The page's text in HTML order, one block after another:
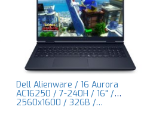
Dell Alienware / 16 Aurora
AC16250 / 7-240H / 16" /
2560x1600 / 32GB /…